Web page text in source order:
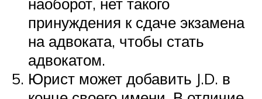
принуждения к сдаче экзамена
на адвоката, чтобы стать
адвокатом.
Юрист может добавить J.D. в